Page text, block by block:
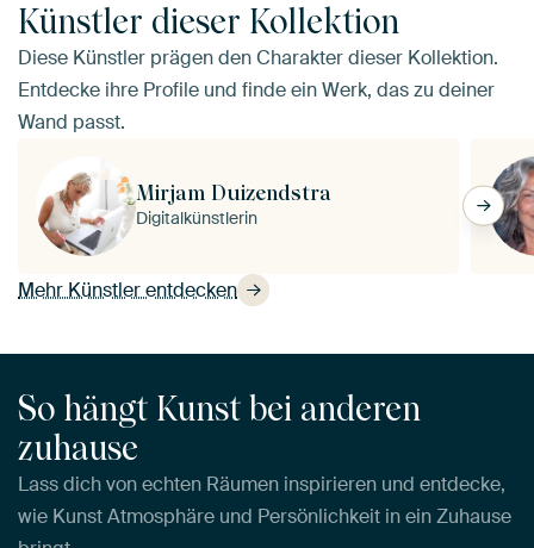
Künstler dieser Kollektion
Diese Künstler prägen den Charakter dieser Kollektion.
Entdecke ihre Profile und finde ein Werk, das zu deiner
Wand passt.
Mehr Künstler entdecken
Mirjam Duizendstra
Digitalkünstlerin
So hängt Kunst bei anderen
zuhause
Lass dich von echten Räumen inspirieren und entdecke,
wie Kunst Atmosphäre und Persönlichkeit in ein Zuhause